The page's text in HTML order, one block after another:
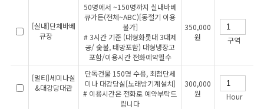
[실내]단체바베
큐장
50명에서 ~150명까지 실내바베
큐가든(전체~ABC)[동절기 이용
불가]
# 3시간 기준 (대형화롯대 3대제
공/ 숯불, 태망포함) 대형냉장고
포함/이용시간 전화예약필수
350,000
원
구역
[멀티]세미나실
&대강당대관
단독건물 150명 수용, 최첨단세
미나 대강당실[노래방기계설치]
# 이용시간은 전화로 예약부탁드
립니다
300,000
원
Hour